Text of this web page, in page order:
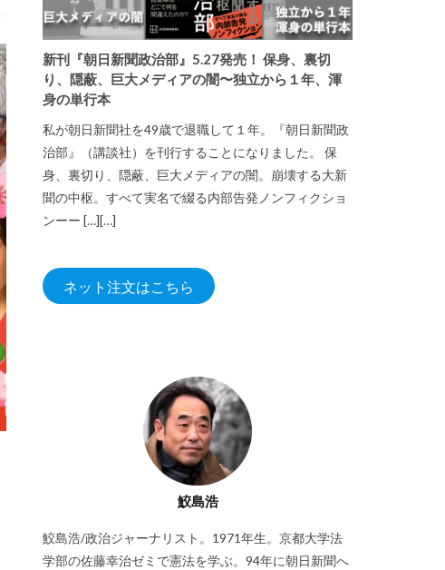
新刊『朝日新聞政治部』5.27発売！ 保身、裏切
り、隠蔽、巨大メディアの闇〜独立から１年、渾
身の単行本
私が朝日新聞社を49歳で退職して１年。『朝日新聞政
治部』（講談社）を刊行することになりました。 保
身、裏切り、隠蔽、巨大メディアの闇。崩壊する大新
聞の中枢。すべて実名で綴る内部告発ノンフィクショ
ンーー […][…]
ネット注文はこちら
鮫島浩
鮫島浩/政治ジャーナリスト。1971年生。京都大学法
学部の佐藤幸治ゼミで憲法を学ぶ。94年に朝日新聞へ